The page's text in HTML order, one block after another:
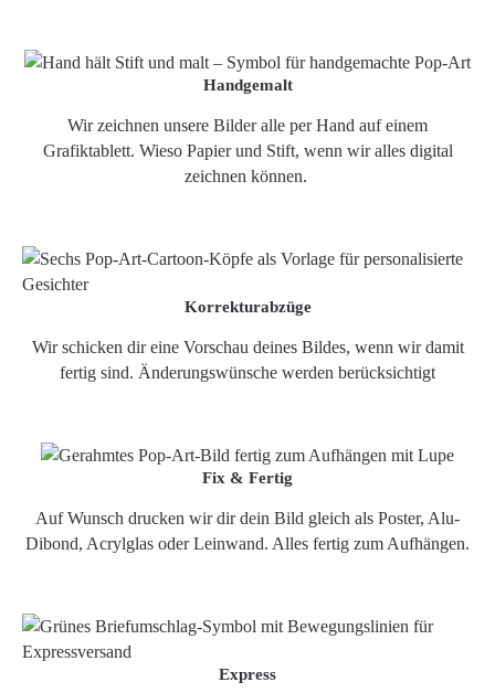
Handgemalt
Wir zeichnen unsere Bilder alle per Hand auf einem
Grafiktablett. Wieso Papier und Stift, wenn wir alles digital
zeichnen können.
Korrekturabzüge
Wir schicken dir eine Vorschau deines Bildes, wenn wir damit
fertig sind. Änderungswünsche werden berücksichtigt
Fix & Fertig
Auf Wunsch drucken wir dir dein Bild gleich als Poster, Alu-
Dibond, Acrylglas oder Leinwand. Alles fertig zum Aufhängen.
Express